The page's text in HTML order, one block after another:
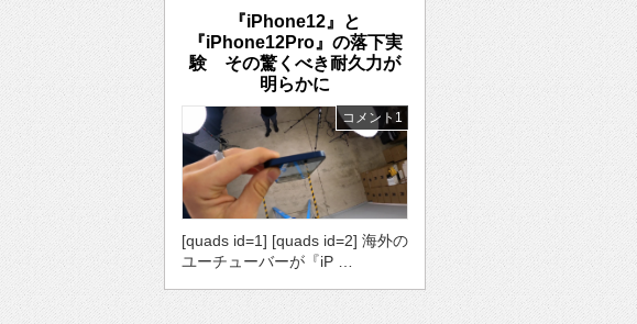
『iPhone12』と
『iPhone12Pro』の落下実
験 その驚くべき耐久力が
明らかに
コメント1
[quads id=1] [quads id=2] 海外の
ユーチューバーが『iP …